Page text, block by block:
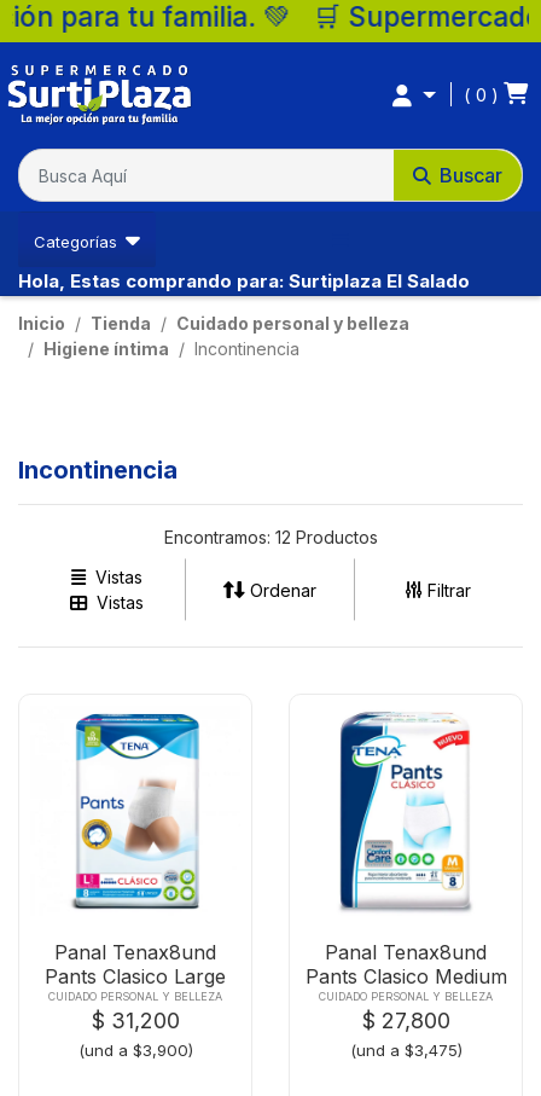
Surtiplaza, la mejor
Buscar
0
Categorías
Hola, Estas comprando para: Surtiplaza El Salado
Inicio Tienda
Cuidado personal y belleza
Higiene íntima
Incontinencia
Incontinencia
Encontramos: 12 Productos
Vistas
Vistas
Ordenar Filtrar
Panal Tenax8und
Pants Clasico Large
CUIDADO PERSONAL Y BELLEZA
$ 31,200
(und a $3,900)
Panal Tenax8und
Pants Clasico Medium
CUIDADO PERSONAL Y BELLEZA
$ 27,800
(und a $3,475)